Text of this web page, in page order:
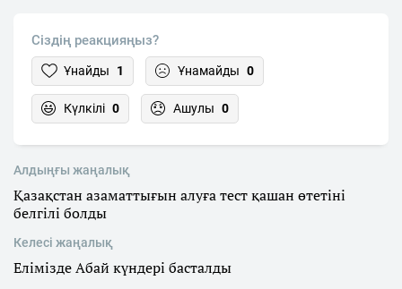
Сіздің реакцияңыз?
Ұнайды 1 Ұнамайды 0
Күлкілі 0 Ашулы 0
Алдыңғы жаңалық
Қазақстан азаматтығын алуға тест қашан өтетіні
белгілі болды
Келесі жаңалық
Елімізде Абай күндері басталды